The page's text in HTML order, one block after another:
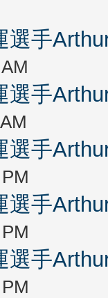
選手
選手
選手
選手
選手